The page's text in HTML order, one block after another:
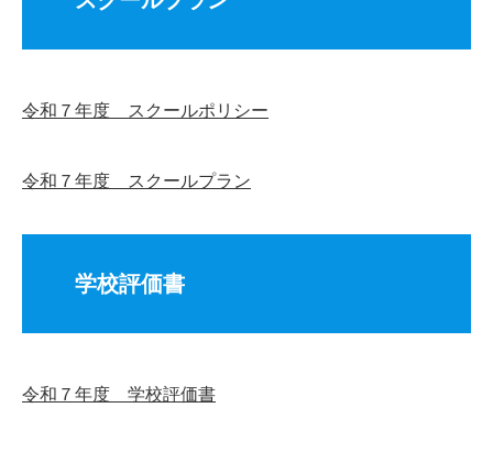
令和７年度 スクールポリシー
令和７年度 スクールプラン
学校評価書
令和７年度 学校評価書